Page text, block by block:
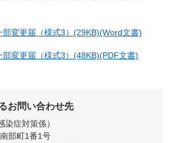
変更届（様式3）(29KB)(Word文書)
変更届（様式3）(48KB)(PDF文書)
お問い合わせ先
染症対策係
部町1番1号